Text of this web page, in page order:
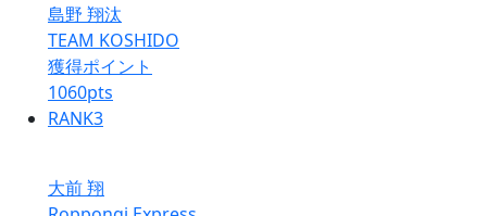
島野 翔汰
TEAM KOSHIDO
獲得ポイント
1060pts
RANK3
大前 翔